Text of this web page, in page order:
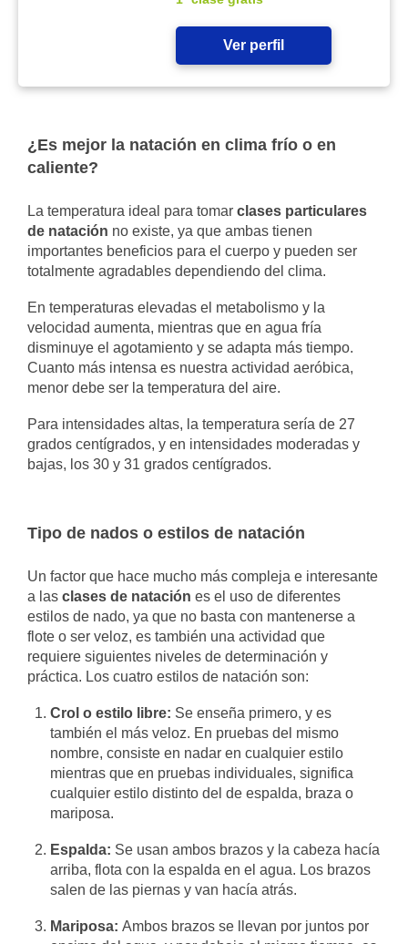
Ver perfil
¿Es mejor la natación en clima frío o en
caliente?
La temperatura ideal para tomar clases particulares
de natación no existe, ya que ambas tienen
importantes beneficios para el cuerpo y pueden ser
totalmente agradables dependiendo del clima.
En temperaturas elevadas el metabolismo y la
velocidad aumenta, mientras que en agua fría
disminuye el agotamiento y se adapta más tiempo.
Cuanto más intensa es nuestra actividad aeróbica,
menor debe ser la temperatura del aire.
Para intensidades altas, la temperatura sería de 27
grados centígrados, y en intensidades moderadas y
bajas, los 30 y 31 grados centígrados.
Tipo de nados o estilos de natación
Un factor que hace mucho más compleja e interesante
a las clases de natación es el uso de diferentes
estilos de nado, ya que no basta con mantenerse a
flote o ser veloz, es también una actividad que
requiere siguientes niveles de determinación y
práctica. Los cuatro estilos de natación son:
Crol o estilo libre: Se enseña primero, y es
también el más veloz. En pruebas del mismo
nombre, consiste en nadar en cualquier estilo
mientras que en pruebas individuales, significa
cualquier estilo distinto del de espalda, braza o
mariposa.
Espalda: Se usan ambos brazos y la cabeza hacía
arriba, flota con la espalda en el agua. Los brazos
salen de las piernas y van hacía atrás.
Mariposa:Ambos brazos se llevan por juntos por